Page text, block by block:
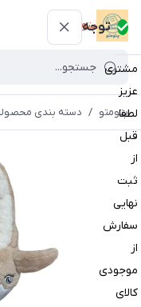
توجه
مشتری
عزیز
لطفا
قبل
از
ثبت
نهایی
سفارش
از
موجودی
کالای
پتومتو
پتومتو / دسته بندی